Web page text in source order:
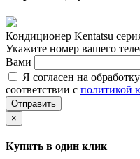
Кондиционер Kentatsu
Укажите номер вашего
Вами
Я согласен на
соответствии с политикой
Отправить
×
Купить в один клик